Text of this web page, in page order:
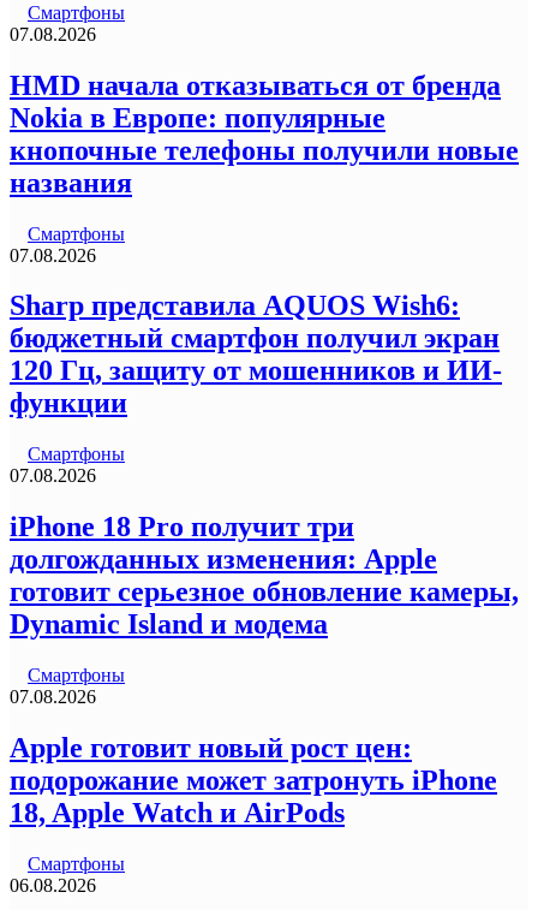
Смартфоны
07.08.2026
HMD начала отказываться от бренда
Nokia в Европе: популярные
кнопочные телефоны получили новые
названия
Смартфоны
07.08.2026
Sharp представила AQUOS Wish6:
бюджетный смартфон получил экран
120 Гц, защиту от мошенников и ИИ-
функции
Смартфоны
07.08.2026
iPhone 18 Pro получит три
долгожданных изменения: Apple
готовит серьезное обновление камеры,
Dynamic Island и модема
Смартфоны
07.08.2026
Apple готовит новый рост цен:
подорожание может затронуть iPhone
18, Apple Watch и AirPods
Смартфоны
06.08.2026